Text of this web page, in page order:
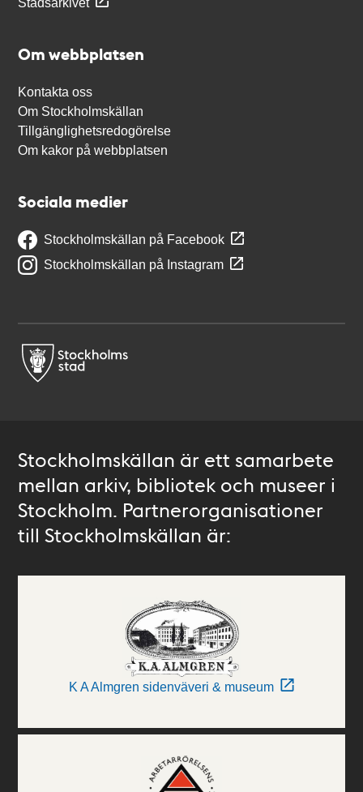
Stadsarkivet
Om webbplatsen
Kontakta oss
Om Stockholmskällan
Tillgänglighetsredogörelse
Om kakor på webbplatsen
Sociala medier
Stockholmskällan på Facebook
Stockholmskällan på Instagram
Stockholmskällan är ett samarbete
mellan arkiv, bibliotek och museer i
Stockholm. Partnerorganisationer
till Stockholmskällan är:
K A Almgren sidenväveri & museum